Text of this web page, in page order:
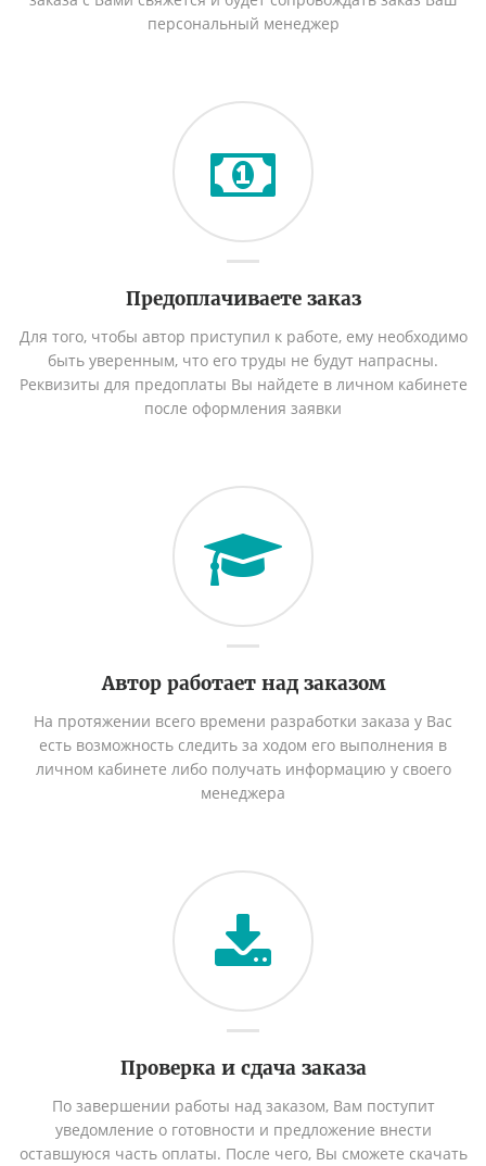
персональный менеджер
Предоплачиваете заказ
Для того, чтобы автор приступил к работе, ему необходимо
быть уверенным, что его труды не будут напрасны.
Реквизиты для предоплаты Вы найдете в личном кабинете
после оформления заявки
Автор работает над заказом
На протяжении всего времени разработки заказа у Вас
есть возможность следить за ходом его выполнения в
личном кабинете либо получать информацию у своего
менеджера
Проверка и сдача заказа
По завершении работы над заказом, Вам поступит
уведомление о готовности и предложение внести
оставшуюся часть оплаты. После чего, Вы сможете скачать